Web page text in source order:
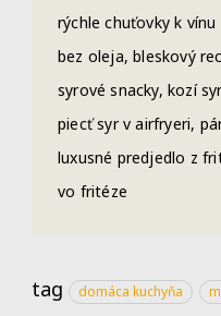
rýchle chuťovky k
bez oleja, bleskový
syrové snacky, kozí
piecť syr v airfryeri,
luxusné predjedlo z
vo fritéze
tag domáca kuchyňa